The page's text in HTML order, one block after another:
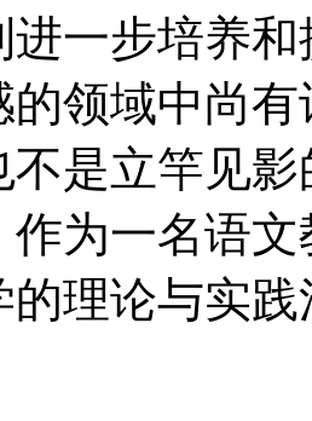
进一步培养和
的领域中尚
不是立竿见
作为一名语
的理论与实